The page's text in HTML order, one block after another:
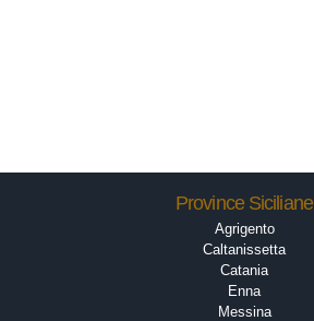
Province Siciliane
Agrigento
Caltanissetta
Catania
Enna
Messina